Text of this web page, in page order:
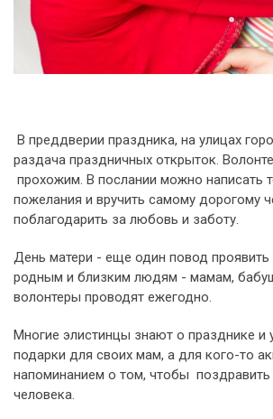
В преддверии праздника, на улицах
раздача праздничных открыток.
прохожим. В послании можно написать
пожелания и вручить самому дорогому
поблагодарить за любовь и заботу.
День матери - еще один повод
родным и близким людям - мамам,
волонтеры проводят ежегодно.
Многие элистинцы знают о празднике и
подарки для своих мам, а для кого-то
напоминанием о том, чтобы поздравить
человека.